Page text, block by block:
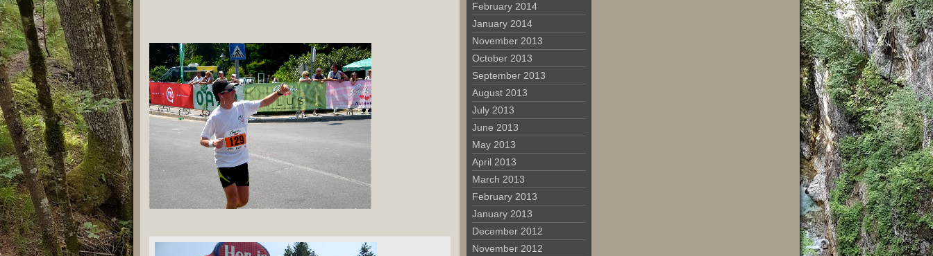
February 2014
January 2014
November 2013
October 2013
September 2013
August 2013
July 2013
June 2013
May 2013
April 2013
March 2013
February 2013
January 2013
December 2012
November 2012